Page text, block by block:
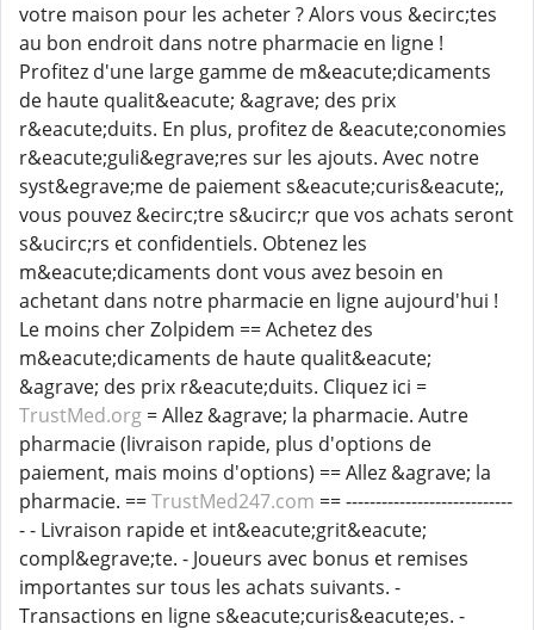
votre maison pour les acheter ? Alors vous &ecirc;tes
au bon endroit dans notre pharmacie en ligne !
Profitez d'une large gamme de m&eacute;dicaments
de haute qualit&eacute; &agrave; des prix
r&eacute;duits. En plus, profitez de &eacute;conomies
r&eacute;guli&egrave;res sur les ajouts. Avec notre
syst&egrave;me de paiement s&eacute;curis&eacute;,
vous pouvez &ecirc;tre s&ucirc;r que vos achats seront
s&ucirc;rs et confidentiels. Obtenez les
m&eacute;dicaments dont vous avez besoin en
achetant dans notre pharmacie en ligne aujourd'hui !
Le moins cher Zolpidem == Achetez des
m&eacute;dicaments de haute qualit&eacute;
&agrave; des prix r&eacute;duits. Cliquez ici =
TrustMed.org = Allez &agrave; la pharmacie. Autre
pharmacie (livraison rapide, plus d'options de
paiement, mais moins d'options) == Allez &agrave; la
pharmacie. ==TrustMed247.com == ----------------------------
- - Livraison rapide et int&eacute;grit&eacute;
compl&egrave;te. - Joueurs avec bonus et remises
importantes sur tous les achats suivants. -
Transactions en ligne s&eacute;curis&eacute;es. -